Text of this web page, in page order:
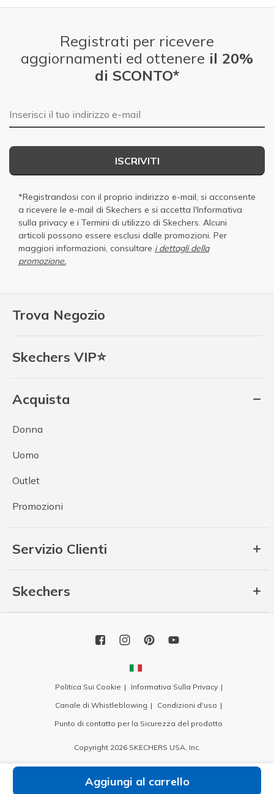
Aggiungi al carrello
Trova Negozio
Skechers VIP⭐
Acquista
Donna
Uomo
Outlet
Promozioni
Servizio Clienti
Skechers
Registrati per ricevere
aggiornamenti ed ottenere il 20%
di SCONTO*
E-mail
ISCRIVITI
*Registrandosi con il proprio indirizzo e-mail, si acconsente
a ricevere le e-mail di Skechers e si accetta l'Informativa
sulla privacy e i Termini di utilizzo di Skechers. Alcuni
articoli possono essere esclusi dalle promozioni. Per
maggiori informazioni, consultare i dettagli della
promozione.
Politica Sui Cookie
Informativa Sulla Privacy
Canale di Whistleblowing
Condizioni d'uso
Punto di contatto per la Sicurezza del prodotto
Copyright 2026 SKECHERS USA, Inc.